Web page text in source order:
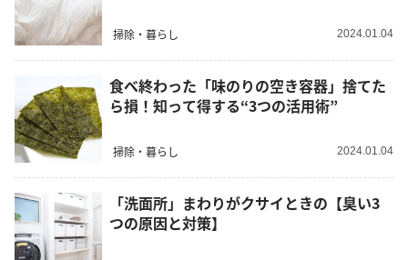
掃除・暮らし 2024.01.04
食べ終わった「味のりの空き容器」捨てた
ら損！知って得する“3つの活用術”
掃除・暮らし 2024.01.04
「洗面所」まわりがクサイときの【臭い3
つの原因と対策】